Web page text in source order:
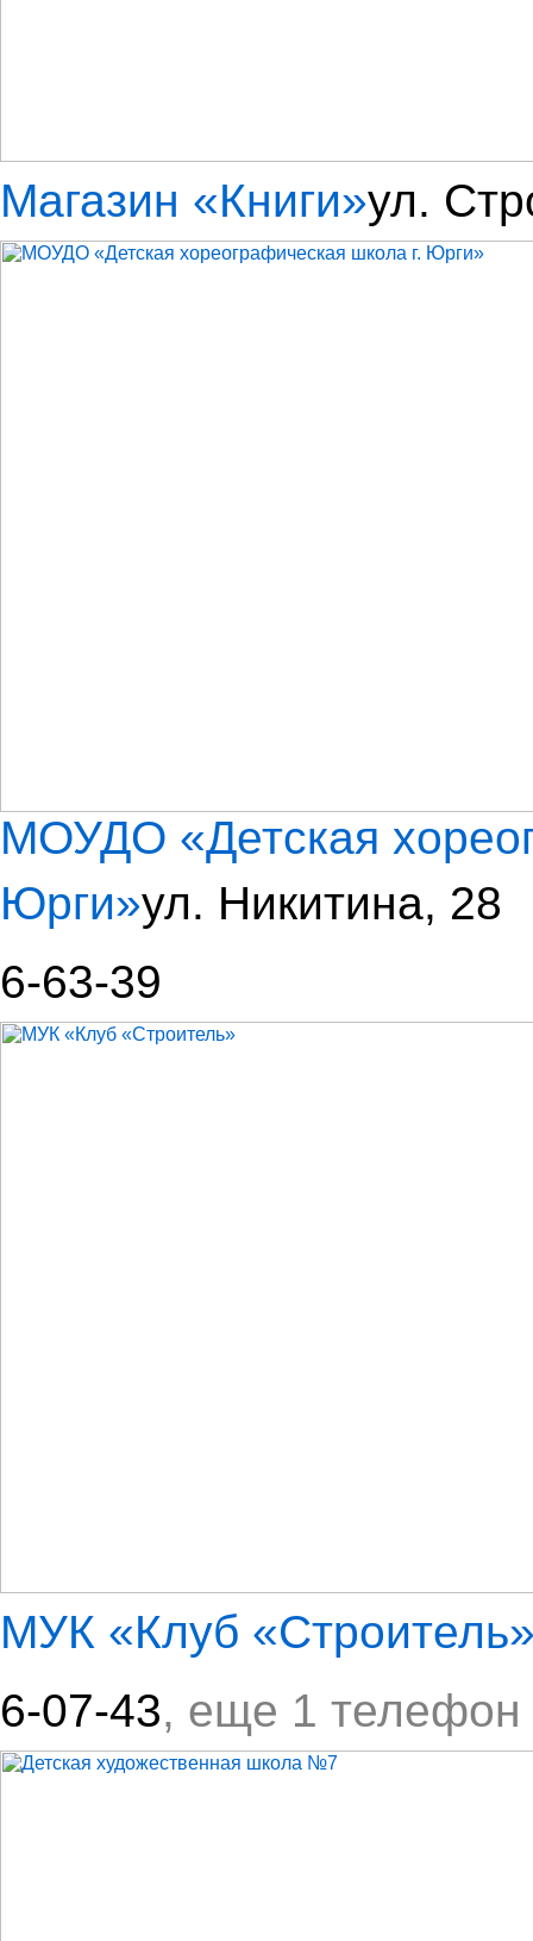
Магазин «Книги»ул.
МОУДО «Детская
Юрги»ул. Никитина, 28
6-63-39
МУК «Клуб
6-07-43, еще 1 телефон